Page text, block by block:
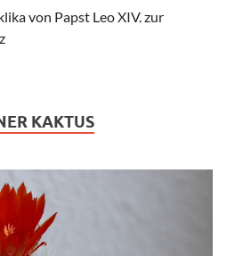
von Papst Leo XIV. zur
KAKTUS